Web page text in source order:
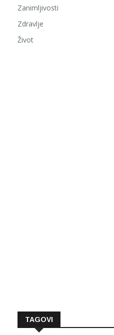
Zanimljivosti
Zdravlje
Život
TAGOVI